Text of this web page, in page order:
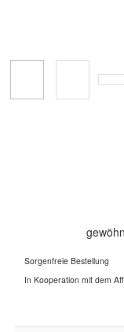
Sorgenfreie Bestellung
In Kooperation mit dem